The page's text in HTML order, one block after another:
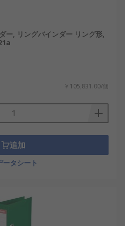
ー, リングバインダー リング形,
￥105,831.00/個
追加
ータシート